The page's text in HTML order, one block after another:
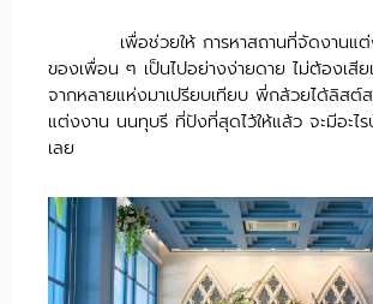
เพื่อช่วยให้ การหาสถานที่จัดงานแต่
ของเพื่อน ๆ เป็นไปอย่างง่ายดาย ไม่ต้องเสีย
จากหลายแห่งมาเปรียบเทียบ พี่กล้วยได้ลิสต์
แต่งงาน นนทุบรี ที่ปังที่สุดไว้ให้แล้ว จะมีอะไ
เลย